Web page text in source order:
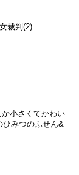
裁判(2)
か小さくてかわい
ひみつのふせん&